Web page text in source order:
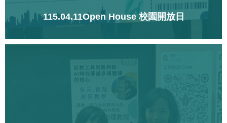
115.04.11Open House 校園開放日